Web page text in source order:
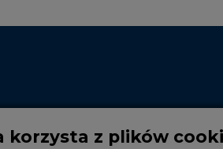
korzysta z plików